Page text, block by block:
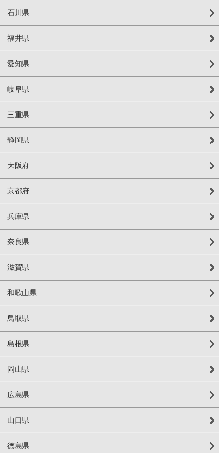
石川県
福井県
愛知県
岐阜県
三重県
静岡県
大阪府
京都府
兵庫県
奈良県
滋賀県
和歌山県
鳥取県
島根県
岡山県
広島県
山口県
徳島県